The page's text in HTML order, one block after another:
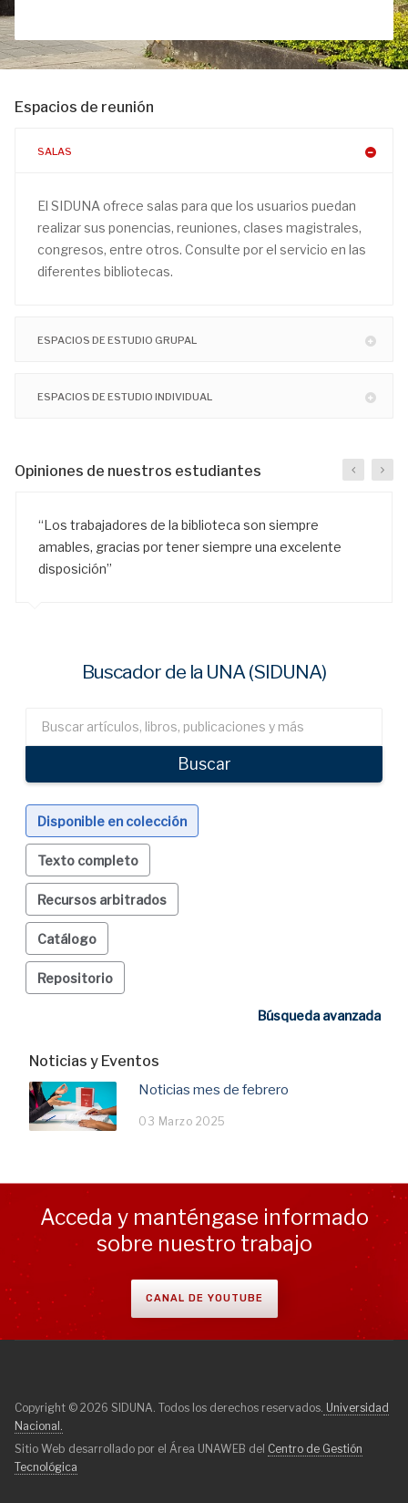
Espacios de reunión
SALAS
El SIDUNA ofrece salas para que los usuarios puedan
realizar sus ponencias, reuniones, clases magistrales,
congresos, entre otros. Consulte por el servicio en las
diferentes bibliotecas.
ESPACIOS DE ESTUDIO GRUPAL
ESPACIOS DE ESTUDIO INDIVIDUAL
Opiniones de nuestros estudiantes
“Los trabajadores de la biblioteca son siempre
amables, gracias por tener siempre una excelente
disposición”
Buscador de la UNA (SIDUNA)
Search
articles,
journals
more
Buscar
Disponible en colección
Texto completo
Recursos arbitrados
Catálogo
Repositorio
Búsqueda avanzada
Noticias y Eventos
Noticias mes de febrero
03 Marzo 2025
Acceda y manténgase informado
sobre nuestro trabajo
CANAL DE YOUTUBE
Copyright © 2026 SIDUNA. Todos los derechos reservados. Universidad
Nacional.
Sitio Web desarrollado por el Área UNAWEB del Centro de Gestión
Tecnológica